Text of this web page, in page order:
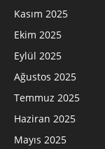
Kasım 2025
Ekim 2025
Eylül 2025
Ağustos 2025
Temmuz 2025
Haziran 2025
Mayıs 2025